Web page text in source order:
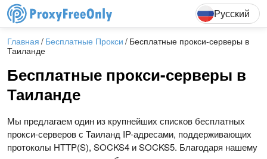
EnglishDeutsch
Русский
Главная Бесплатные Прокси Бесплатные прокси-серверы в
Таиланде
Бесплатные прокси-серверы в
Таиланде
Мы предлагаем один из крупнейших списков бесплатных
прокси-серверов с Таиланд IP-адресами, поддерживающих
протоколы HTTP(S), SOCKS4 и SOCKS5. Благодаря нашему